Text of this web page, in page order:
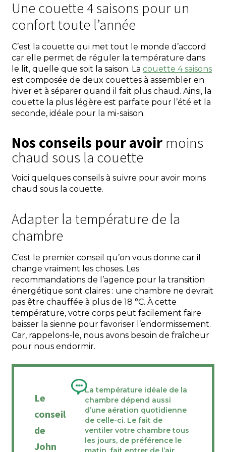
Une couette 4 saisons pour un
confort toute l’année
C’est la couette qui met tout le monde d’accord
car elle permet de réguler la température dans
le lit, quelle que soit la saison. La couette 4 saisons
est composée de deux couettes à assembler en
hiver et à séparer quand il fait plus chaud. Ainsi, la
couette la plus légère est parfaite pour l’été et la
seconde, idéale pour la mi-saison.
Nos conseils pour avoir moins
chaud sous la couette
Voici quelques conseils à suivre pour avoir moins
chaud sous la couette.
Adapter la température de la
chambre
C’est le premier conseil qu’on vous donne car il
change vraiment les choses. Les
recommandations de l’agence pour la transition
énergétique sont claires : une chambre ne devrait
pas être chauffée à plus de 18 °C. À cette
température, votre corps peut facilement faire
baisser la sienne pour favoriser l’endormissement.
Car, rappelons-le, nous avons besoin de fraîcheur
pour nous endormir.
Le
conseil
de
John
La température idéale de la
chambre dépend aussi
d’une aération quotidienne
de celle-ci. Le fait de
ventiler votre chambre tous
les jours, de préférence le